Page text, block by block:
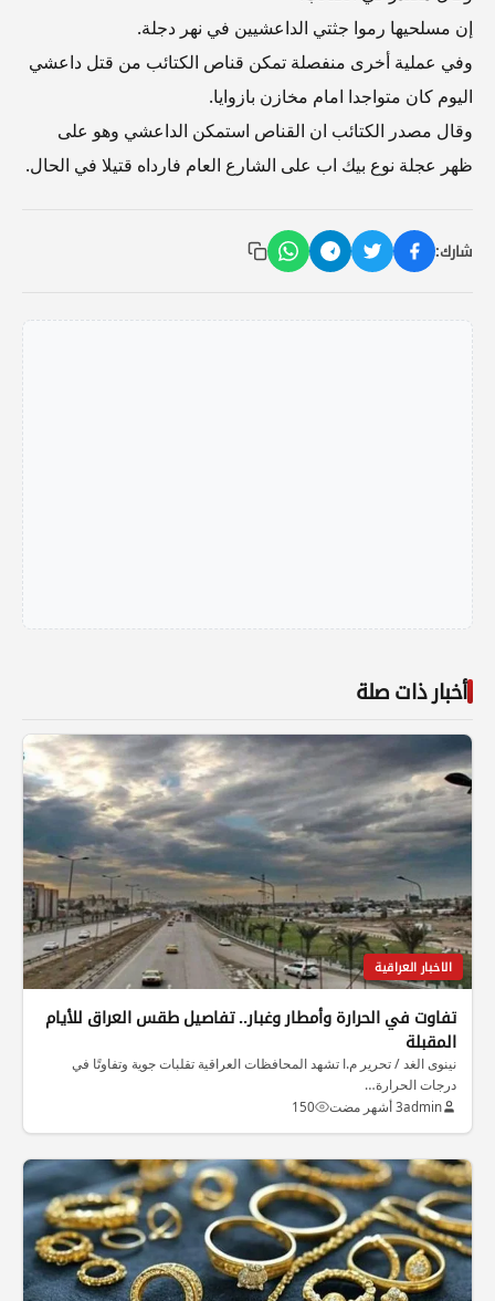
إن مسلحيها رموا جثتي الداعشيين في نهر دجلة.
وفي عملية أخرى منفصلة تمكن قناص الكتائب من قتل داعشي
اليوم كان متواجدا امام مخازن بازوايا.
وقال مصدر الكتائب ان القناص استمكن الداعشي وهو على
ظهر عجلة نوع بيك اب على الشارع العام فارداه قتيلا في الحال.
شارك:
أخبار ذات صلة
الاخبار العراقية
تفاوت في الحرارة وأمطار وغبار.. تفاصيل طقس العراق للأيام
المقبلة
نينوى الغد / تحرير م.ا تشهد المحافظات العراقية تقلبات جوية وتفاوتًا في
درجات الحرارة…
admin3 أشهر مضت 150